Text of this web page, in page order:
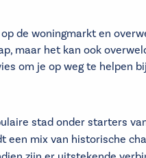
de woningmarkt en
maar het kan ook
om je op weg te helpen
stad onder starters
een mix van historische